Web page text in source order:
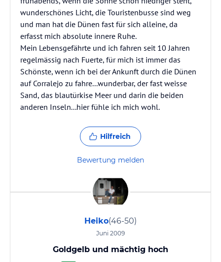
wunderschönes Licht, die Touristenbusse sind weg
und man hat die Dünen fast für sich alleine, da
erfasst mich absolute innere Ruhe.
Mein Lebensgefährte und ich fahren seit 10 Jahren
regelmässig nach Fuerte, für mich ist immer das
Schönste, wenn ich bei der Ankunft durch die Dünen
auf Corralejo zu fahre...wunderbar, der fast weisse
Sand, das blautürkise Meer und darin die beiden
anderen Inseln...hier fühle ich mich wohl.
Hilfreich
Bewertung melden
Heiko(46-50)
Juni 2009
Goldgelb und mächtig hoch